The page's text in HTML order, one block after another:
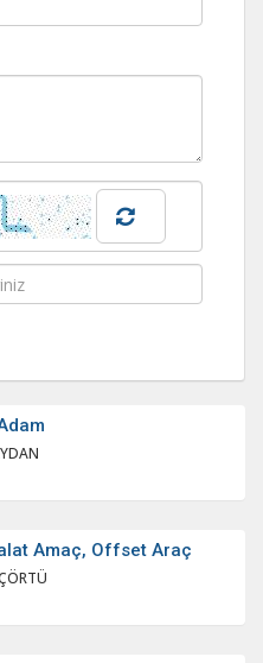
Amaç, Offset Araç